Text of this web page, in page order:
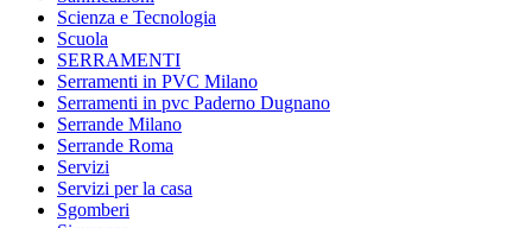
Scienza e Tecnologia
Scuola
SERRAMENTI
Serramenti in PVC Milano
Serramenti in pvc Paderno Dugnano
Serrande Milano
Serrande Roma
Servizi
Servizi per la casa
Sgomberi